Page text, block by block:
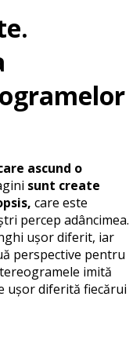
ascund o
sunt create
care este
percep adâncimea.
ușor diferit, iar
perspective pentru
imită
ușor diferită fiecărui